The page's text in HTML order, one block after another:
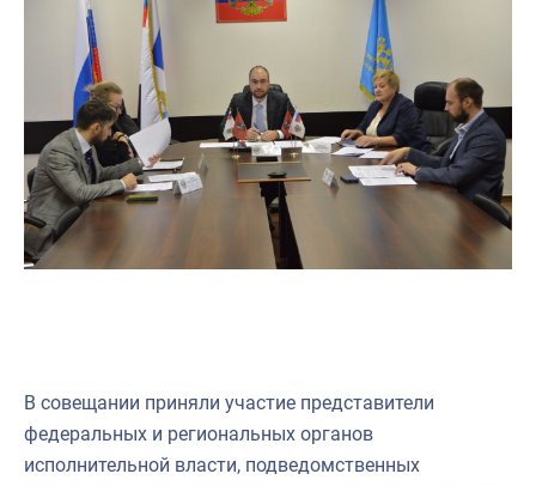
В совещании приняли участие представители
федеральных и региональных органов
исполнительной власти, подведомственных